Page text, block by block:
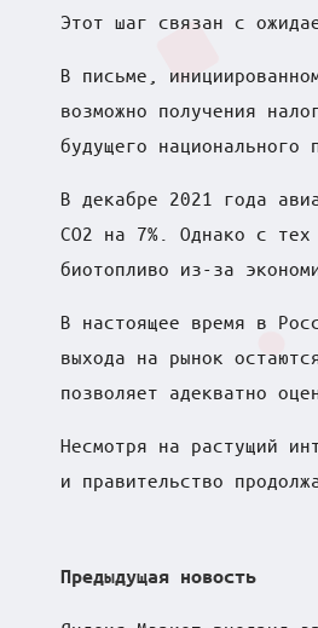
и
я
в
ф
о
у
с
е
Этот шаг связан с
В письме,
возможно получения
будущего национального
В декабре 2021 года
CO2 на 7%. Однако с
биотопливо из-за
В настоящее время в
выхода на рынок
позволяет адекватно
Несмотря на растущий
и правительство
Post
Предыдущая новость